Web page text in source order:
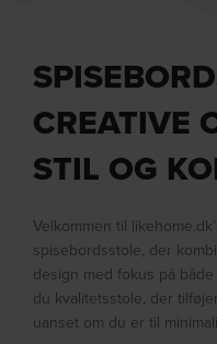
CREATIVE
STIL OG
Velkommen til
spisebordsstole, der
design med fokus på
du kvalitetsstole, der
uanset om du er til